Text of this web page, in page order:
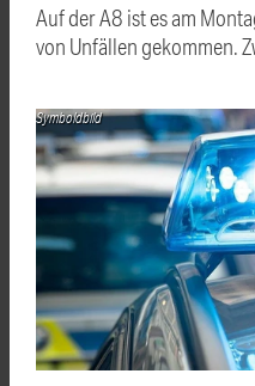
Auf der A8 ist es am
von Unfällen gekommen.
Symboldbild